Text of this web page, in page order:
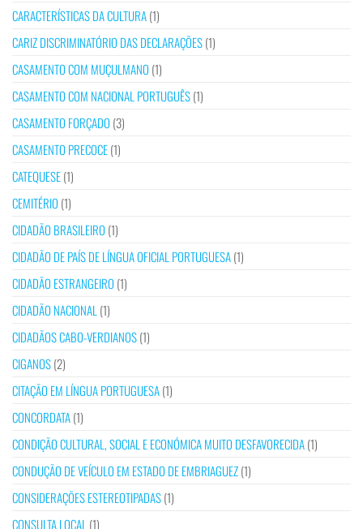
CARACTERÍSTICAS DA CULTURA(1)
CARIZ DISCRIMINATÓRIO DAS DECLARAÇÕES(1)
CASAMENTO COM MUÇULMANO (1)
CASAMENTO COM NACIONAL PORTUGUÊS(1)
CASAMENTO FORÇADO (3)
CASAMENTO PRECOCE(1)
CATEQUESE(1)
CEMITÉRIO (1)
CIDADÃO BRASILEIRO (1)
CIDADÃO DE PAÍS DE LÍNGUA OFICIAL PORTUGUESA(1)
CIDADÃO ESTRANGEIRO (1)
CIDADÃO NACIONAL (1)
CIDADÃOS CABO-VERDIANOS(1)
CIGANOS(2)
CITAÇÃO EM LÍNGUA PORTUGUESA(1)
CONCORDATA(1)
CONDIÇÃO CULTURAL, SOCIAL E ECONÓMICA MUITO DESFAVORECIDA(1)
CONDUÇÃO DE VEÍCULO EM ESTADO DE EMBRIAGUEZ(1)
CONSIDERAÇÕES ESTEREOTIPADAS(1)
CONSULTA LOCAL (1)